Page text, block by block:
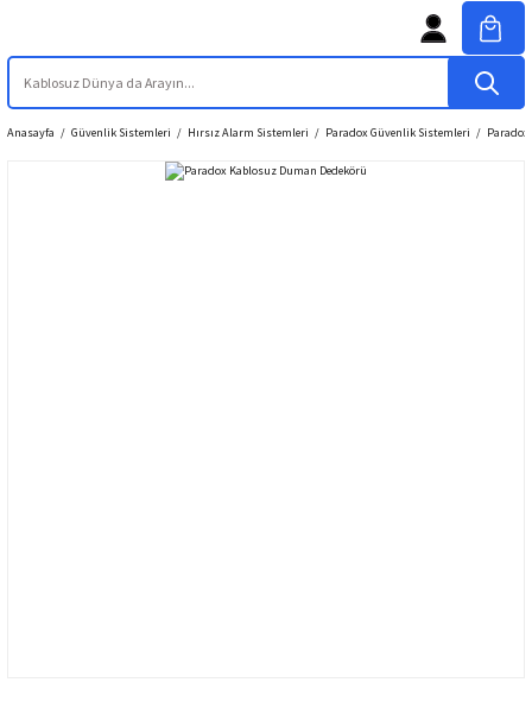
Anasayfa Güvenlik Sistemleri Hırsız Alarm Sistemleri Paradox Güvenlik Sistemleri